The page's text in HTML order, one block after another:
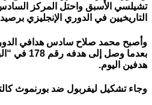
تشيلسي الأسبق واحتل المركز
التاريخيين في الدوري الإنجليزي برصيد 178 هدفًا.
وأصبح محمد صلاح سادس هدافي الدوري
بعدما وصل
هدفين اليوم.
وجاء تشكيل ليفربول ضد بورنموث